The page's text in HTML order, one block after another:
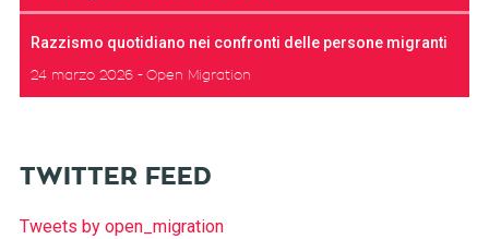
Razzismo quotidiano nei confronti delle persone migranti
24 marzo 2026 Open Migration
TWITTER FEED
Tweets by open_migration